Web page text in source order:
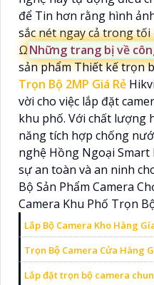
để Tin hơn rằng hình
sắc nét ngay cả trong tối
ΩNhững trang bị về
sản phẩm Thiết kế trọn
Trọn Bộ 2MP Giá Rẻ
vời cho việc lắp đặt
khu phố. Với chất lượng
năng tích hợp chống
nghệ Hồng Ngoại Smart
sự an toàn và an ninh
Bộ Sản Phẩm Camera
Camera Khu Phố Trọn
Lắp Bộ Camera Kho Hàng
Trọn Bộ Camera Cửa Hàng
Lắp đặt trọn bộ camera